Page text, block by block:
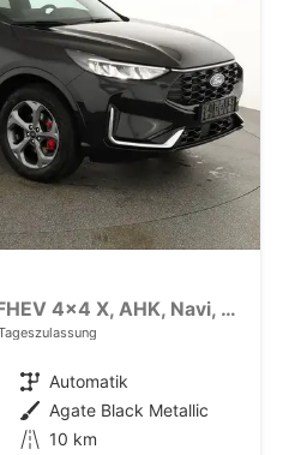
Hybrid ST-Line X 2.5 FHEV 4x4 X, AHK, Navi, AreaView, Sound, Side, el. Klappe, Winter, 5 J.-Garantie
Getriebe Automatik
Außenfarbe Agate Black Metallic
Kilometerstand 10 km